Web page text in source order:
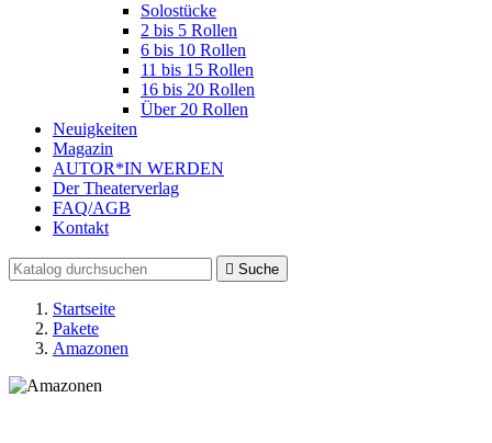
Solostücke
2 bis 5 Rollen
6 bis 10 Rollen
11 bis 15 Rollen
16 bis 20 Rollen
Über 20 Rollen
Neuigkeiten
Magazin
AUTOR*IN WERDEN
Der Theaterverlag
FAQ/AGB
Kontakt
 Suche
Startseite
Pakete
Amazonen